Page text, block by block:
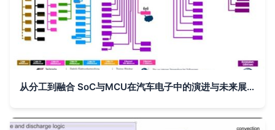
从分工到融合 SoC与MCU在汽车电子中的演进与未来展望